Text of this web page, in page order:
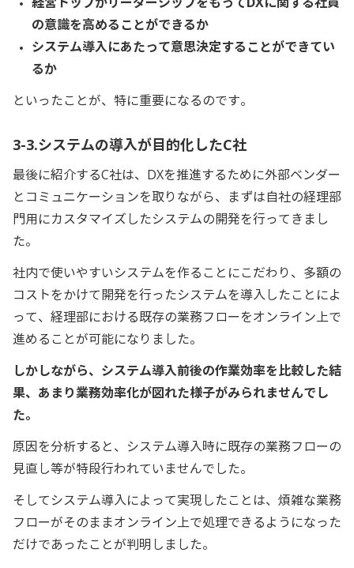
経営トップがリーダーシップをもってDXに関する社員
の意識を高めることができるか
システム導入にあたって意思決定することができてい
るか
といったことが、特に重要になるのです。
3-3.システムの導入が目的化したC社
最後に紹介するC社は、DXを推進するために外部ベンダー
とコミュニケーションを取りながら、まずは自社の経理部
門用にカスタマイズしたシステムの開発を行ってきまし
た。
社内で使いやすいシステムを作ることにこだわり、多額の
コストをかけて開発を行ったシステムを導入したことによ
って、経理部における既存の業務フローをオンライン上で
進めることが可能になりました。
しかしながら、システム導入前後の作業効率を比較した結
果、あまり業務効率化が図れた様子がみられませんでし
た。
原因を分析すると、システム導入時に既存の業務フローの
見直し等が特段行われていませんでした。
そしてシステム導入によって実現したことは、煩雑な業務
フローがそのままオンライン上で処理できるようになった
だけであったことが判明しました。